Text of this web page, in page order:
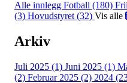
Alle innlegg Fotball (180)
(3) Hovudstyret (32) Vis alle
Arkiv
Juli 2025 (1) Juni 2025 (1)
(2) Februar 2025 (2) 2024